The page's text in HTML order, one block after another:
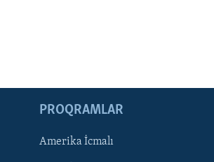
PROQRAMLAR
Amerika İcmalı